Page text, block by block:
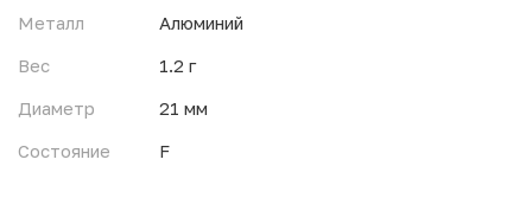
Металл
Алюминий
Вес
1.2 г
Диаметр
21 мм
Состояние
F